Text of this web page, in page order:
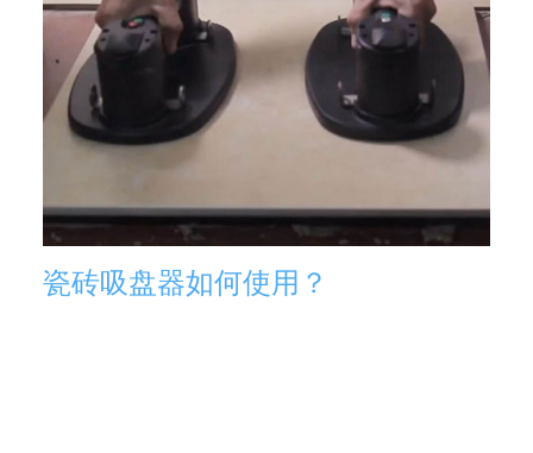
瓷砖吸盘器如何使用？